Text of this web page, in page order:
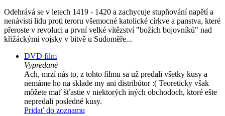
Odehrává se v letech 1419 - 1420 a zachycuje stupňování napětí a
nenávisti lidu proti teroru všemocné katolické církve a panstva, které
přeroste v revoluci a první velké vítězství "božích bojovníků" nad
křižáckými vojsky v bitvě u Sudoměře...
DVD film
Vypredané
Ach, mrzí nás to, z tohto filmu sa už predali všetky kusy a
nemáme ho na sklade my ani distribútor :( Teoreticky však
môžete mať šťastie v niektorých iných obchodoch, ktoré ešte
nepredali posledné kusy.
Pridať do zoznamu